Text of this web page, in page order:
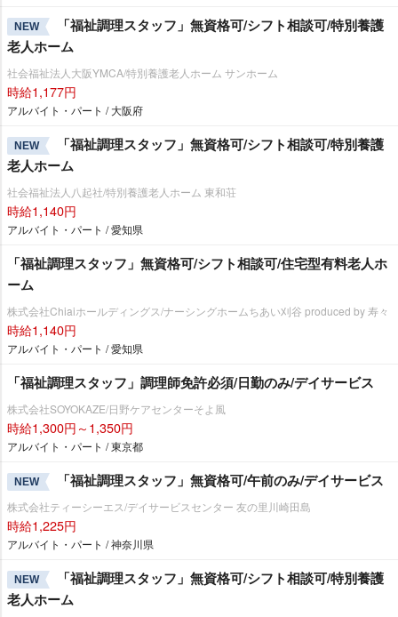
NEW
「福祉調理スタッフ」無資格可/シフト相談可/特別養護
老人ホーム
社会福祉法人大阪YMCA/特別養護老人ホーム サンホーム
時給1,177円
アルバイト・パート / 大阪府
NEW
「福祉調理スタッフ」無資格可/シフト相談可/特別養護
老人ホーム
社会福祉法人八起社/特別養護老人ホーム 東和荘
時給1,140円
アルバイト・パート / 愛知県
「福祉調理スタッフ」無資格可/シフト相談可/住宅型有料老人ホ
ーム
株式会社Chiaiホールディングス/ナーシングホームちあい刈谷 produced by 寿々
時給1,140円
アルバイト・パート / 愛知県
「福祉調理スタッフ」調理師免許必須/日勤のみ/デイサービス
株式会社SOYOKAZE/日野ケアセンターそよ風
時給1,300円～1,350円
アルバイト・パート / 東京都
NEW 「福祉調理スタッフ」無資格可/午前のみ/デイサービス
株式会社ティーシーエス/デイサービスセンター 友の里川崎田島
時給1,225円
アルバイト・パート / 神奈川県
NEW
「福祉調理スタッフ」無資格可/シフト相談可/特別養護
老人ホーム